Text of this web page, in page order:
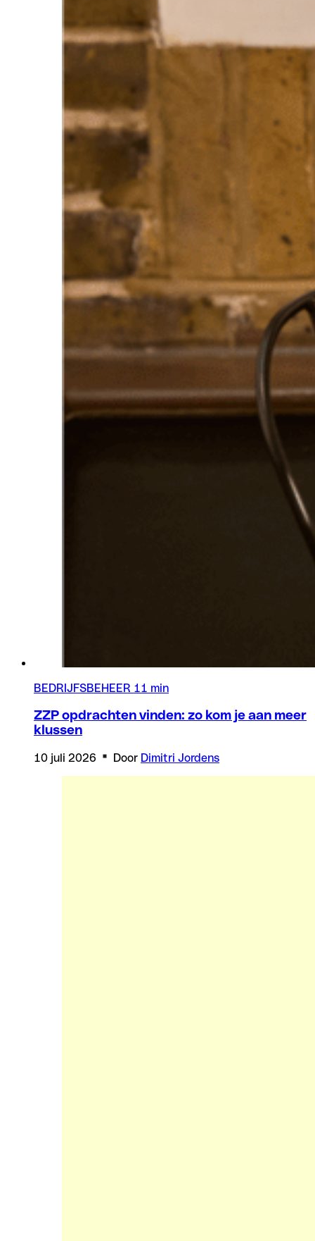
BEDRIJFSBEHEER 11 min
ZZP opdrachten vinden: zo kom je aan meer
klussen
10 juli 2026 Door Dimitri Jordens